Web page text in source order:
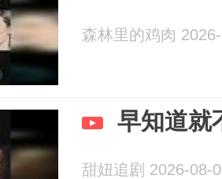
森林里的鸡肉
早知道就
甜妞追剧 2026-08-